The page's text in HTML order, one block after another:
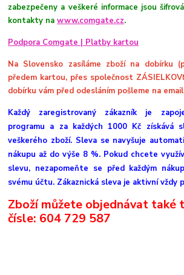
zabezpečeny a veškeré informace jsou
kontakty nawww.comgate.cz.
Podpora Comgate | Platby kartou
Na Slovensko zasíláme zboží na dobírku
předem kartou, přes společnost
dobírku vám před odesláním pošleme na
Každý zaregistrovaný zákazník je
programu a za každých 1000 Kč získává
veškerého zboží. Sleva se navyšuje
nákupu až do výše 8 %. Pokud chcete
slevu, nezapomeňte se před každým
svému účtu. Zákaznická sleva je aktivní vždy
Zboží můžete objednávat také
čísle: 604 729 587